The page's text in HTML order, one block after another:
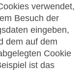
verwendet,
Besuch der
eingeben,
dem auf dem
Cookie
ist das